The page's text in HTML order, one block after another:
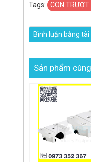
Tags: CON
Bình luận bằng
Sản phẩm